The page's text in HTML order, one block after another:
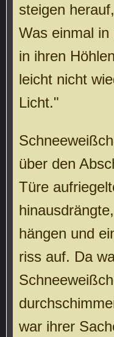
steigen
Was einmal
in ihren
leicht nicht
Licht."
über den
Türe
hängen und
riss auf. Da
war ihrer